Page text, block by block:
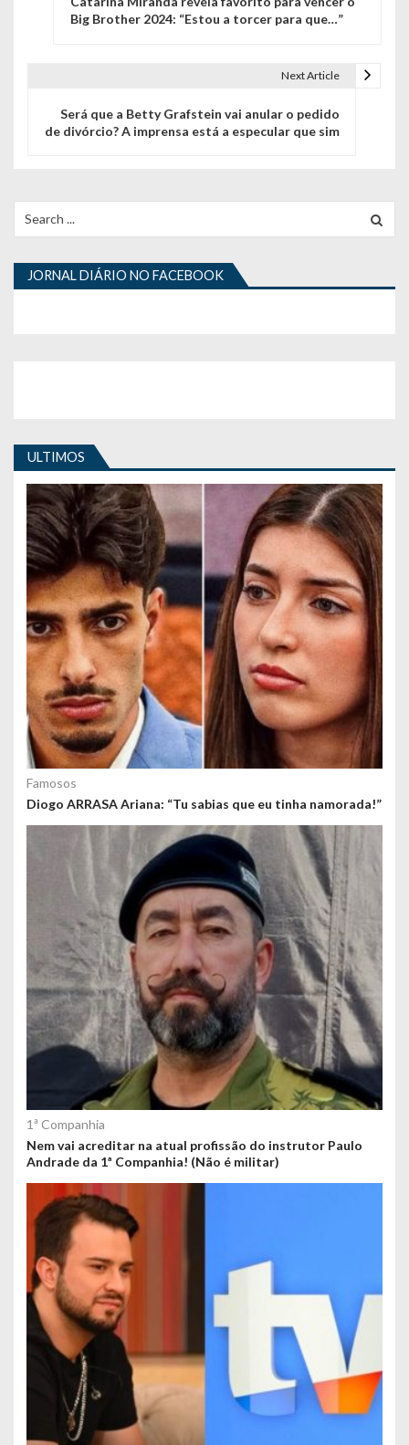
ã
o
d
i
g
o
s
Big Brother 2024: “Estou a torcer para que…”
Next Article
Será que a Betty Grafstein vai anular o pedido
de divórcio? A imprensa está a especular que sim
for:
JORNAL DIÁRIO NO FACEBOOK
ULTIMOS
Famosos
Diogo ARRASA Ariana: “Tu sabias que eu tinha namorada!”
1ª Companhia
Nem vai acreditar na atual profissão do instrutor Paulo
Andrade da 1ª Companhia! (Não é militar)